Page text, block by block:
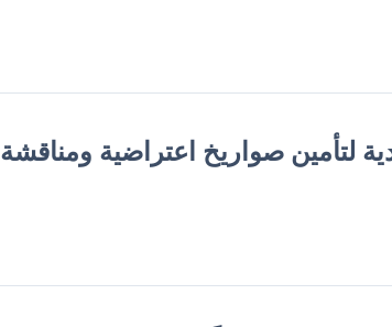
لتأمين صواريخ اعتراضية ومناقشة